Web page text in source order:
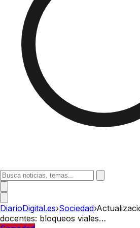
DiarioDigital.es›Sociedad›
docentes: bloqueos viales…